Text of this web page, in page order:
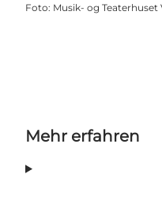
Foto: Musik- og
Mehr erfahren